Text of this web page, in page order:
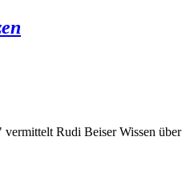
Rudi Beiser Wissen